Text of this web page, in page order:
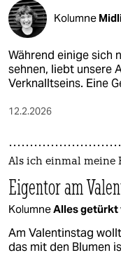
Kolumne
Während einige sich
sehnen, liebt unsere
Verknalltseins. Eine
12.2.2026
Als ich einmal meine
Eigentor am
KolumneAlles getürkt
Am Valentinstag
das mit den Blumen